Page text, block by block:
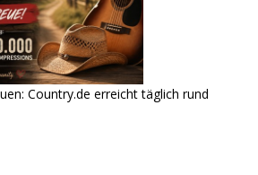
Country.de erreicht täglich rund